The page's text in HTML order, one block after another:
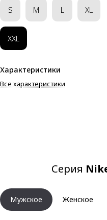
S M L XL
XXL
Характеристики
Все характеристики
Серия
Мужское Женское